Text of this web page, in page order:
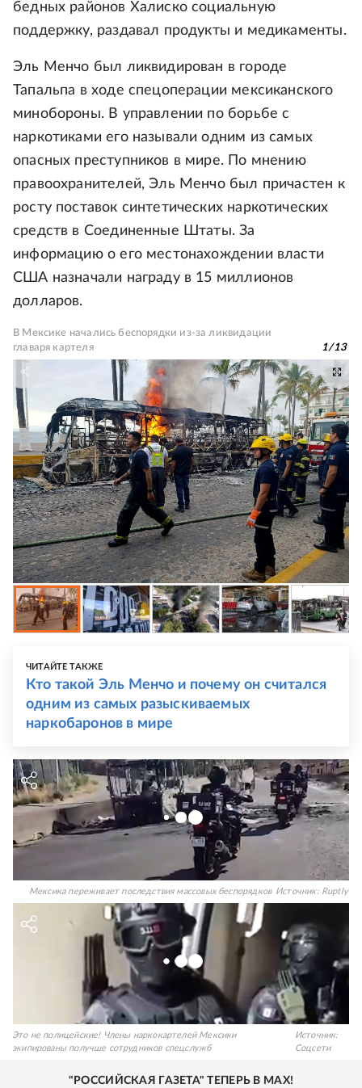
бедных районов Халиско социальную
поддержку, раздавал продукты и медикаменты.
Эль Менчо был ликвидирован в городе
Тапальпа в ходе спецоперации мексиканского
минобороны. В управлении по борьбе с
наркотиками его называли одним из самых
опасных преступников в мире. По мнению
правоохранителей, Эль Менчо был причастен к
росту поставок синтетических наркотических
средств в Соединенные Штаты. За
информацию о его местонахождении власти
США назначали награду в 15 миллионов
долларов.
В Мексике начались беспорядки из-за ликвидации
главаря картеля
1/13
ЧИТАЙТЕ ТАКЖЕ
Кто такой Эль Менчо и почему он считался
одним из самых разыскиваемых
наркобаронов в мире
Мексика переживает последствия массовых беспорядков Источник: Ruptly
Это не полицейские! Члены наркокартелей Мексики
экипированы получше сотрудников спецслужб
Источник:
Соцсети
"РОССИЙСКАЯ ГАЗЕТА" ТЕПЕРЬ В MAX!